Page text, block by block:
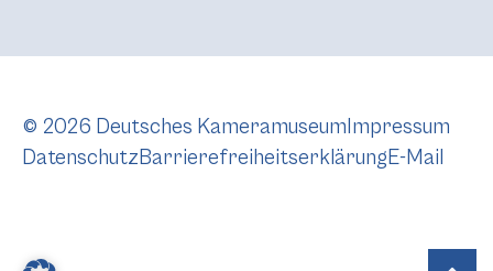
© 2026 Deutsches Kameramuseum Impressum
DatenschutzBarrierefreiheitserklärungE-Mail